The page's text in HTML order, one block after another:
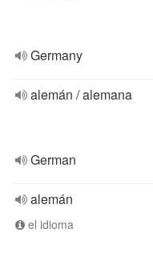
Germany
alemán / alemana
German
alemán
el idioma